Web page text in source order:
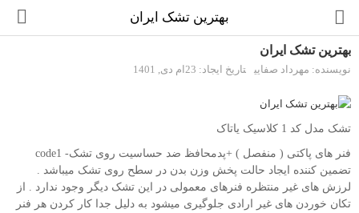
تشک
بالش و محافظ تشک
بهترین تشک ایران
بهترین تشک ایران
نویسنده: مهرداد صفایی تاریخ ایجاد: 23ام دی, 1401
تشک مدل کد 1 کلاسیک یاتاک
فنر های پاکتی ( منفصل ) +پدمحافظ ضد حساسیت روی تشک- code1
تضمین کننده ایجاد حالت پخش وزن بدن در سطح روی تشک میباشد .
لرزش های غیر منتظره فنرهای معمولی در این تشک دیگر وجود ندارد . از
تکان خوردن های غیر ارادی جلوگیری میشود به دلیل جدا کار کردن هر فنر